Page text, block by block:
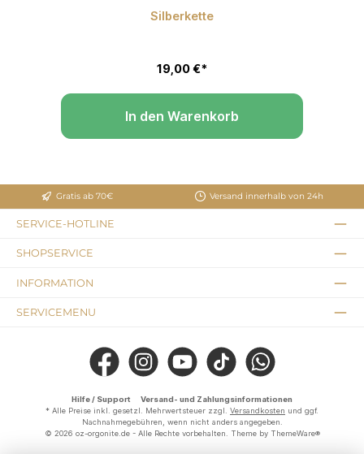
Durchschnittliche Bewertung von 5 von 5 Sternen
Silberkette
19,00 €*
In den Warenkorb
Gratis ab 70€ Versand innerhalb von 24h
SERVICE-HOTLINE
SHOPSERVICE
INFORMATION
SERVICEMENU
Facebook Instagram YouTube TikTok WhatsApp
Hilfe / Support
Versand- und Zahlungsinformationen
* Alle Preise inkl. gesetzl. Mehrwertsteuer zzgl. Versandkosten und ggf.
Nachnahmegebühren, wenn nicht anders angegeben.
© 2026 oz-orgonite.de - Alle Rechte vorbehalten. Theme by ThemeWare®